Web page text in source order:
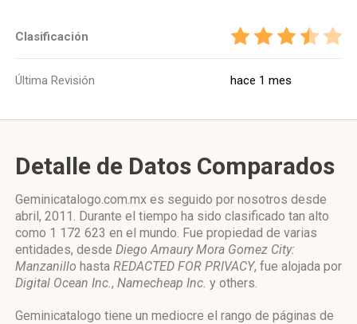
Clasificación
Última Revisión hace 1 mes
Detalle de Datos Comparados
Geminicatalogo.com.mx es seguido por nosotros desde
abril, 2011. Durante el tiempo ha sido clasificado tan alto
como 1 172 623 en el mundo. Fue propiedad de varias
entidades, desde Diego Amaury Mora Gomez City:
Manzanillo hasta REDACTED FOR PRIVACY, fue alojada por
Digital Ocean Inc., Namecheap Inc. y others.
Geminicatalogo tiene un mediocre el rango de páginas de